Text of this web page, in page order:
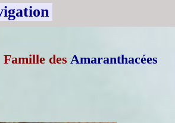
Famille des Amaranthacées